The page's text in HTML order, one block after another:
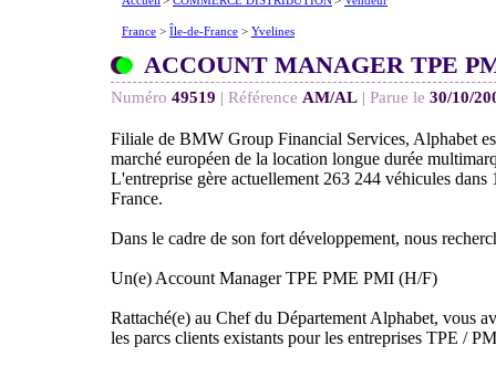
France > Île-de-France > Yvelines
ACCOUNT MANAGER TPE
Numéro 49519 | Référence AM/AL | Parue le 30/10/
Filiale de BMW Group Financial Services, Alphabet
marché européen de la location longue durée
L'entreprise gère actuellement 263 244 véhicules dans
France.
Dans le cadre de son fort développement, nous
Un(e) Account Manager TPE PME PMI (H/F)
Rattaché(e) au Chef du Département Alphabet, vous
les parcs clients existants pour les entreprises TPE /